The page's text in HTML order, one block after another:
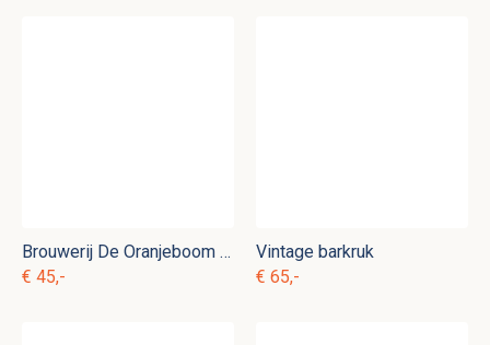
Brouwerij De Oranjeboom Premium Pilsener spiegel
€ 45,-
Vintage barkruk
€ 65,-